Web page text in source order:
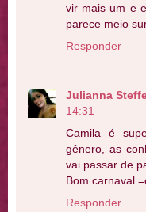
vir mais um e
parece meio
Responder
Julianna
14:31
Camila é
gênero, as
vai passar de
Bom carnaval
Responder